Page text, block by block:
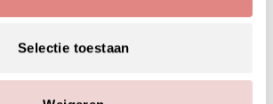
Selectie toestaan
is weer in volle gang! Na een lange
ons konden verschuilen achter dikke
is het eindelijk tijd om het zonnetje